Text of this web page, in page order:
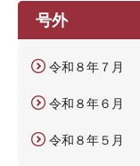
号外
令和８年７月
令和８年６月
令和８年５月